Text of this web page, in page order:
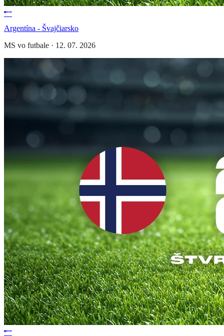
Argentína - Švajčiarsko
MS vo futbale · 12. 07. 2026